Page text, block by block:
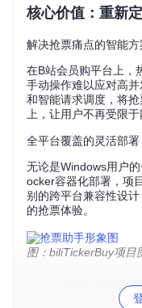
核心价值：重新
解决抢票痛点的智能方
在B站会员购平台上，
手动操作难以应对高
和智能请求调度，将
上，让用户不再受限
全平台覆盖的灵活部署
无论是Windows用户
ocker容器化部署，项
别的跨平台兼容性设
的抢票体验。
图：biliTickerBuy项目
技术解析：三大